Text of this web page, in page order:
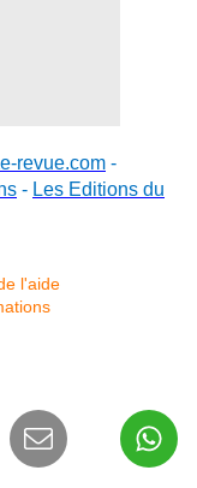
revue.com -
- Les Editions du
l'aide